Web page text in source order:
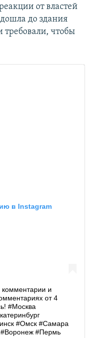
от властей
до здания
чтобы